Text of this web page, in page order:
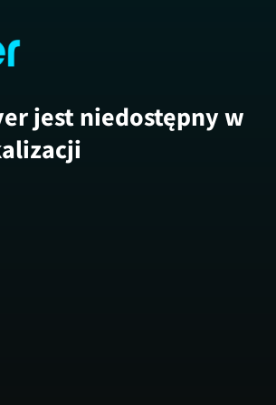
jest niedostępny w